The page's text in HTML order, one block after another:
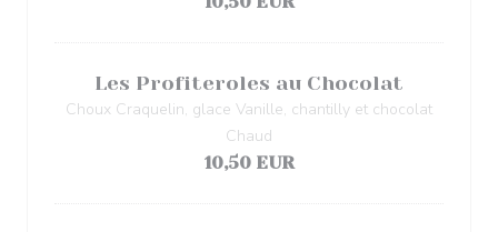
Les Profiteroles au Chocolat
Choux Craquelin, glace Vanille, chantilly et chocolat
Chaud
10,50 EUR